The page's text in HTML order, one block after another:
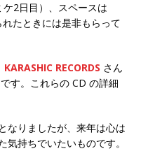
2日目）、スペースは
たときには是非もらって
KARASHIC RECORDS さん
す。これらの CD の詳細
なりましたが、来年は心は
持ちでいたいものです。